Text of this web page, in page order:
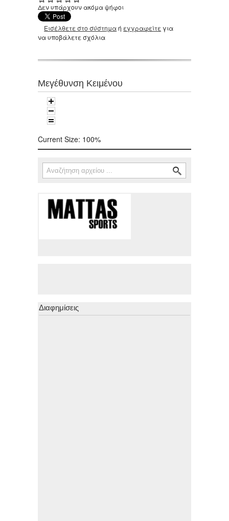
Δεν υπάρχουν ακόμα ψήφοι
Εισέλθετε στο σύστημαή εγγραφείτε για
να υποβάλετε σχόλια
Μεγέθυνση Κειμένου
Current Size: 100%
Φόρμα αναζήτησης
Αναζήτηση
Διαφημίσεις